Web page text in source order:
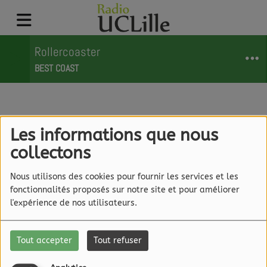
Les informations que nous
collectons
Nous utilisons des cookies pour fournir les services et les
fonctionnalités proposés sur notre site et pour améliorer
l'expérience de nos utilisateurs.
Tout accepter Tout refuser
Rollercoaster
BEST COAST
Motment Littéraire